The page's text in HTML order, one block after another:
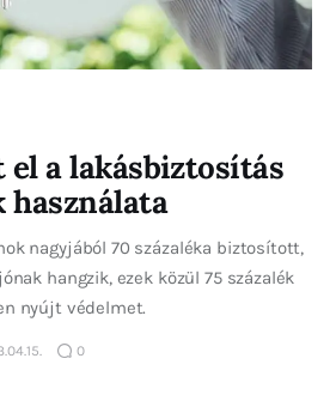
a lakásbiztosítás
nagyjából 70 százaléka biztosított,
hangzik, ezek közül 75 százalék
nyújt védelmet.
0